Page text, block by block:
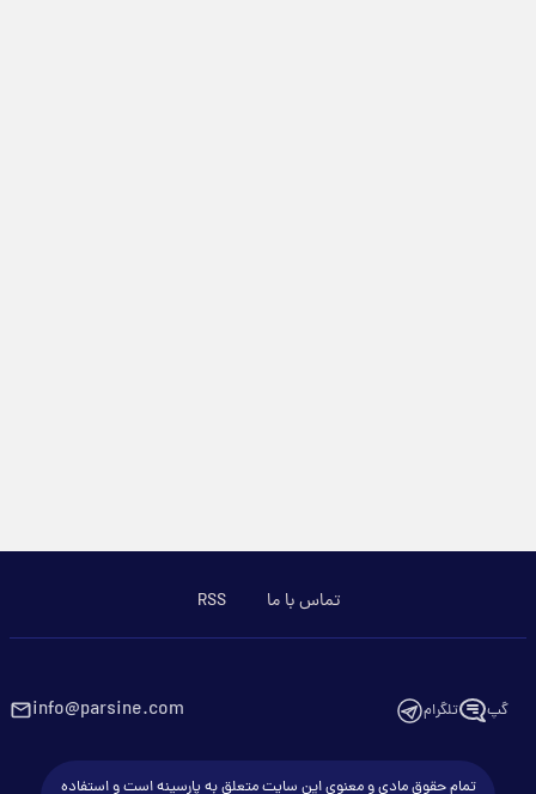
تماس با ما RSS
گپ تلگرام info@parsine.com
تمام حقوق مادی و معنوی این سایت متعلق به پارسینه است و استفاده